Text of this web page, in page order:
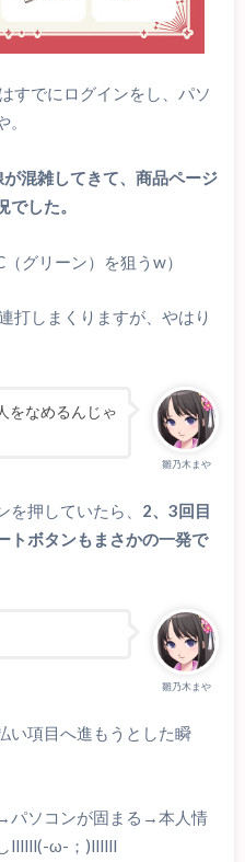
すでにログインをし、パソ
混雑してきて、商品ページ
した。
グリーン）を狙うw）
打しまくりますが、やはり
雛乃木まや
をなめるんじゃ
押していたら、 2、3回目
トボタンもまさかの一発で
雛乃木まや
い項目へ進もうとした瞬
パソコンが固まる→本人情
llllll(-ω-；)llllll